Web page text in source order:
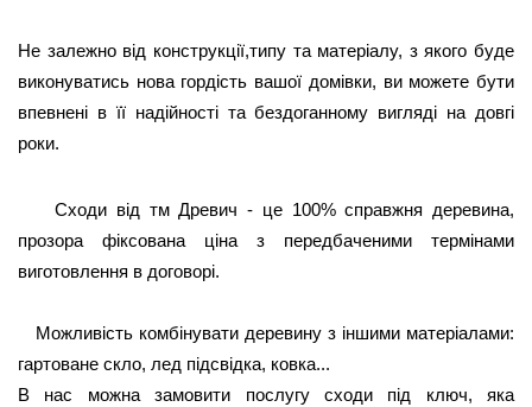
Не залежно від конструкції,типу та матеріалу, з якого буде
виконуватись нова гордість вашої домівки, ви можете бути
впевнені в її надійності та бездоганному вигляді на довгі
роки.
Сходи від тм Древич - це 100% справжня деревина,
прозора фіксована ціна з передбаченими термінами
виготовлення в договорі.
Можливість комбінувати деревину з іншими матеріалами:
гартоване скло, лед підсвідка, ковка...
В нас можна замовити послугу сходи під ключ, яка